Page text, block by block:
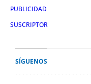
PUBLICIDAD
SUSCRIPTOR
SÍGUENOS